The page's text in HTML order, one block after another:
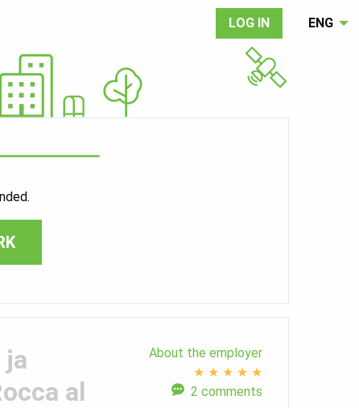
LOG IN ENG
al
About the employer
★ ★ ★ ★ ★
2 comments